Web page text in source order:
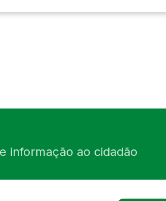
informação ao cidadão